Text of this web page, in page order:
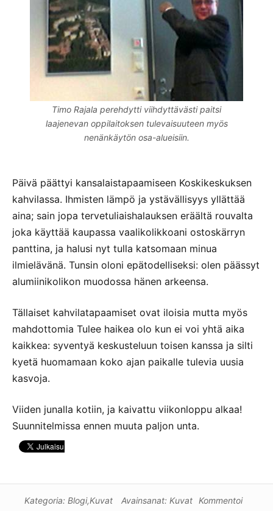
Timo Rajala perehdytti viihdyttävästi paitsi
laajenevan oppilaitoksen tulevaisuuteen myös
nenänkäytön osa-alueisiin.
Päivä päättyi kansalaistapaamiseen Koskikeskuksen
kahvilassa. Ihmisten lämpö ja ystävällisyys yllättää
aina; sain jopa tervetuliaishalauksen eräältä rouvalta
joka käyttää kaupassa vaalikolikkoani ostoskärryn
panttina, ja halusi nyt tulla katsomaan minua
ilmielävänä. Tunsin oloni epätodelliseksi: olen päässyt
alumiinikolikon muodossa hänen arkeensa.
Tällaiset kahvilatapaamiset ovat iloisia mutta myös
mahdottomia Tulee haikea olo kun ei voi yhtä aika
kaikkea: syventyä keskusteluun toisen kanssa ja silti
kyetä huomamaan koko ajan paikalle tulevia uusia
kasvoja.
Viiden junalla kotiin, ja kaivattu viikonloppu alkaa!
Suunnitelmissa ennen muuta paljon unta.
Kategoria: Blogi,Kuvat Avainsanat: Kuvat Kommentoi